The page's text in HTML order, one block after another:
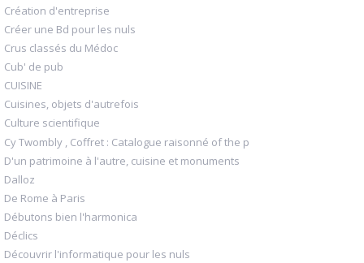
Création d'entreprise
Créer une Bd pour les nuls
Crus classés du Médoc
Cub' de pub
CUISINE
Cuisines, objets d'autrefois
Culture scientifique
Cy Twombly , Coffret : Catalogue raisonné of the p
D'un patrimoine à l'autre, cuisine et monuments
Dalloz
De Rome à Paris
Débutons bien l'harmonica
Déclics
Découvrir l'informatique pour les nuls